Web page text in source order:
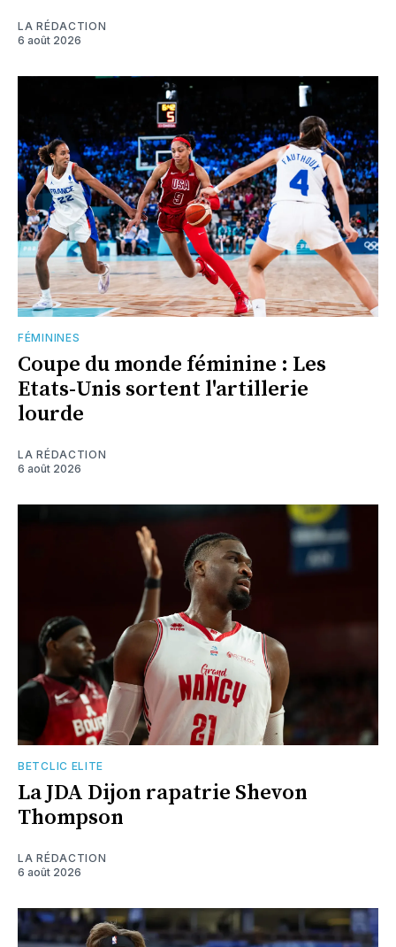
LA RÉDACTION
6 août 2026
FÉMININES
Coupe du monde féminine : Les
Etats-Unis sortent l'artillerie
lourde
LA RÉDACTION
6 août 2026
BETCLIC ELITE
La JDA Dijon rapatrie Shevon
Thompson
LA RÉDACTION
6 août 2026